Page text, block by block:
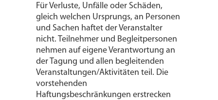
Für Verluste, Unfälle oder Schäden,
gleich welchen Ursprungs, an Personen
und Sachen haftet der Veranstalter
nicht. Teilnehmer und Begleitpersonen
nehmen auf eigene Verantwortung an
der Tagung und allen begleitenden
Veranstaltungen/Aktivitäten teil. Die
vorstehenden
Haftungsbeschränkungen erstrecken